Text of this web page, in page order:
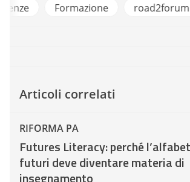
Competenze Formazione
Articoli correlati
RIFORMA PA
Futures Literacy: perché
futuri deve diventare materia di
insegnamento